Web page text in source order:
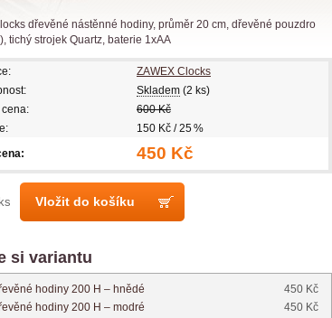
dřevěné nástěnné hodiny, průměr 20 cm, dřevěné pouzdro
tichý strojek Quartz, baterie 1xAA
ZAWEX Clocks
Skladem (2 ks)
cena:
600 Kč
150 Kč / 25 %
450 Kč
ks Vložit do košíku
si variantu
hodiny 200 H – hnědé
450 Kč
hodiny 200 H – modré
450 Kč